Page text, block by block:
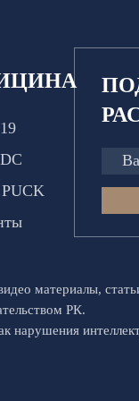
материалы,
РК.
нарушения